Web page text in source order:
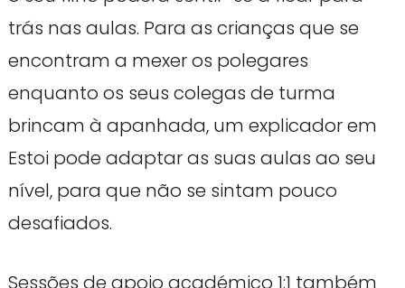
trás nas aulas. Para as crianças que se
encontram a mexer os polegares
enquanto os seus colegas de turma
brincam à apanhada, um explicador em
Estoi pode adaptar as suas aulas ao seu
nível, para que não se sintam pouco
desafiados.